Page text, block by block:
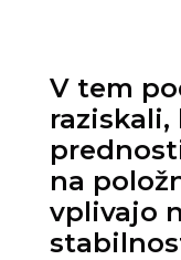
V tem
raziskali,
na
vplivajo